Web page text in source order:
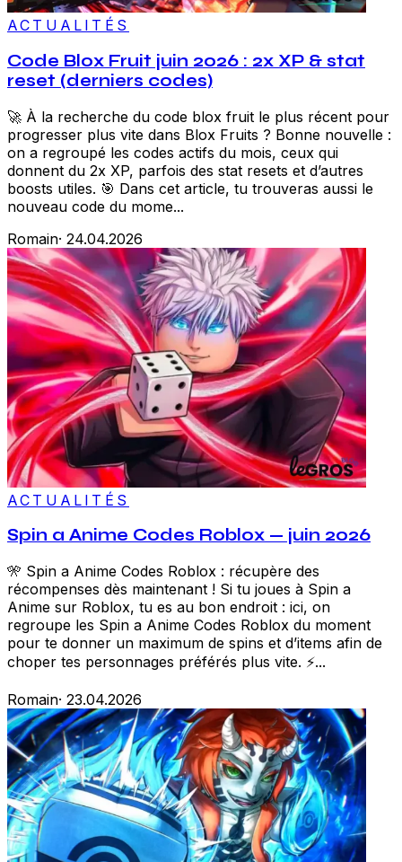
ACTUALITÉS
Code Blox Fruit juin 2026 : 2x XP & stat
reset (derniers codes)
🚀 À la recherche du code blox fruit le plus récent pour
progresser plus vite dans Blox Fruits ? Bonne nouvelle :
on a regroupé les codes actifs du mois, ceux qui
donnent du 2x XP, parfois des stat resets et d’autres
boosts utiles. 🎯 Dans cet article, tu trouveras aussi le
nouveau code du mome...
Romain· 24.04.2026
ACTUALITÉS
Spin a Anime Codes Roblox — juin 2026
🎌 Spin a Anime Codes Roblox : récupère des
récompenses dès maintenant ! Si tu joues à Spin a
Anime sur Roblox, tu es au bon endroit : ici, on
regroupe les Spin a Anime Codes Roblox du moment
pour te donner un maximum de spins et d’items afin de
choper tes personnages préférés plus vite. ⚡...
Romain· 23.04.2026